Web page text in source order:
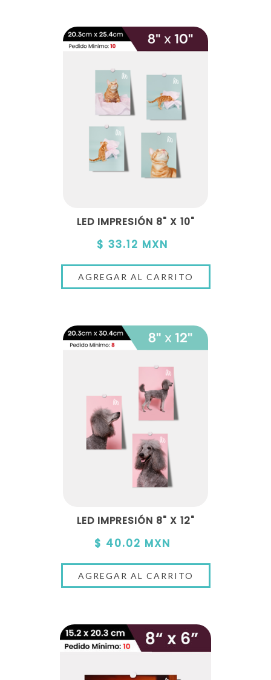
LED IMPRESIÓN 8" X 10"
$ 33.12 MXN
LED IMPRESIÓN 8" X 12"
$ 40.02 MXN